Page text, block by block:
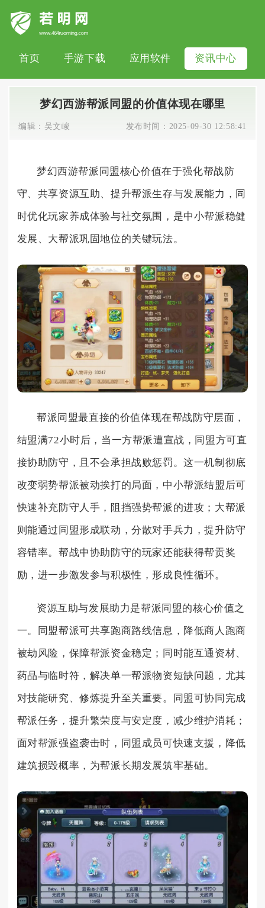
首页 手游下载 应用软件 资讯中心
梦幻西游帮派同盟的价值体现在哪里
编辑： 吴文峻 发布时间： 2025-09-30 12:58:41
梦幻西游帮派同盟核心价值在于强化帮战防
守、共享资源互助、提升帮派生存与发展能力，同
时优化玩家养成体验与社交氛围，是中小帮派稳健
发展、大帮派巩固地位的关键玩法。
帮派同盟最直接的价值体现在帮战防守层面，
结盟满72小时后，当一方帮派遭宣战，同盟方可直
接协助防守，且不会承担战败惩罚。这一机制彻底
改变弱势帮派被动挨打的局面，中小帮派结盟后可
快速补充防守人手，阻挡强势帮派的进攻；大帮派
则能通过同盟形成联动，分散对手兵力，提升防守
容错率。帮战中协助防守的玩家还能获得帮贡奖
励，进一步激发参与积极性，形成良性循环。
资源互助与发展助力是帮派同盟的核心价值之
一。同盟帮派可共享跑商路线信息，降低商人跑商
被劫风险，保障帮派资金稳定；同时能互通资材、
药品与临时符，解决单一帮派物资短缺问题，尤其
对技能研究、修炼提升至关重要。同盟可协同完成
帮派任务，提升繁荣度与安定度，减少维护消耗；
面对帮派强盗袭击时，同盟成员可快速支援，降低
建筑损毁概率，为帮派长期发展筑牢基础。